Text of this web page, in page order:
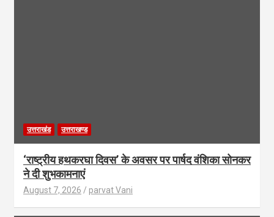
उत्तराखंड उत्तराखण्ड
‘राष्ट्रीय हथकरघा दिवस’ के अवसर पर पार्षद वंशिका सोनकर
ने दी शुभकामनाएं
August 7, 2026 parvat Vani